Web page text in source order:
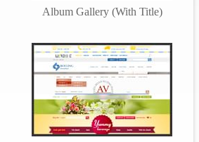
Album Gallery (With Title)